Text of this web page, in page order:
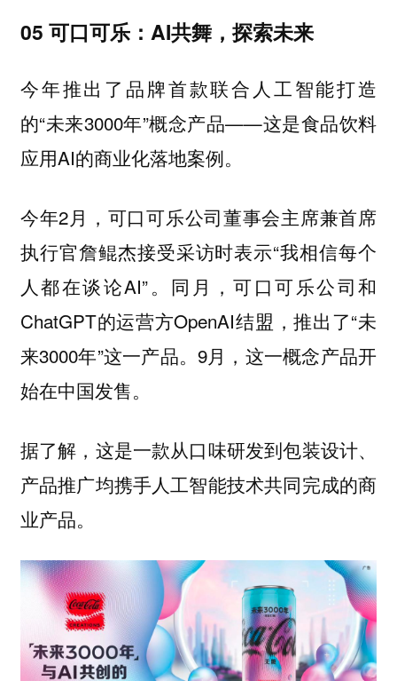
05 可口可乐：AI共舞，探索未来
今年推出了品牌首款联合人工智能打造
的“未来3000年”概念产品——这是食品饮料
应用AI的商业化落地案例。
今年2月，可口可乐公司董事会主席兼首席
执行官詹鲲杰接受采访时表示“我相信每个
人都在谈论AI”。同月，可口可乐公司和
ChatGPT的运营方OpenAI结盟，推出了“未
来3000年”这一产品。9月，这一概念产品开
始在中国发售。
据了解，这是一款从口味研发到包装设计、
产品推广均携手人工智能技术共同完成的商
业产品。